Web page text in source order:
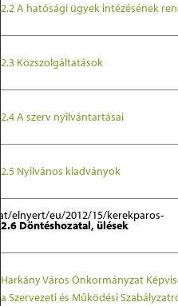
2.2 A hatósági ügyek intézésének
2.3 Közszolgáltatások
2.4 A szerv nyilvántartásai
2.5 Nyilvános kiadványok
2.6 Döntéshozatal, ülések
Harkány Város Önkormányzat
a Szervezeti és Működési